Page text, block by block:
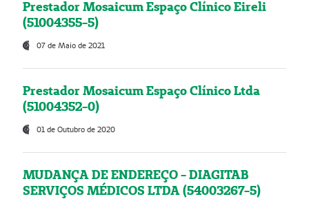
Prestador Mosaicum Espaço Clínico Eireli
(51004355-5)
07 de Maio de 2021
Prestador Mosaicum Espaço Clínico Ltda
(51004352-0)
01 de Outubro de 2020
MUDANÇA DE ENDEREÇO - DIAGITAB
SERVIÇOS MÉDICOS LTDA (54003267-5)